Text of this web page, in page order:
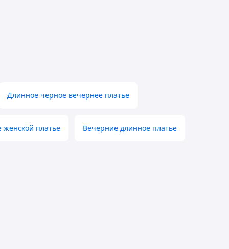
Длинное черное вечернее платье
женской платье Вечерние длинное платье